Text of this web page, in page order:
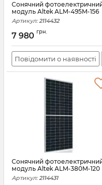
Сонячний
модуль Altek ALM-495M-156
Артикул: 2114432
7 980 грн.
Повідомити о наявності
Сонячний
модуль Altek ALM-380M-120
Артикул: 2114431